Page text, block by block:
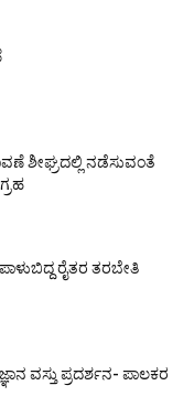
ಶೀಘ್ರದಲ್ಲಿ ನಡೆಸುವಂತೆ
ರೈತರ ತರಬೇತಿ
ವಸ್ತು ಪ್ರದರ್ಶನ- ಪಾಲಕರ